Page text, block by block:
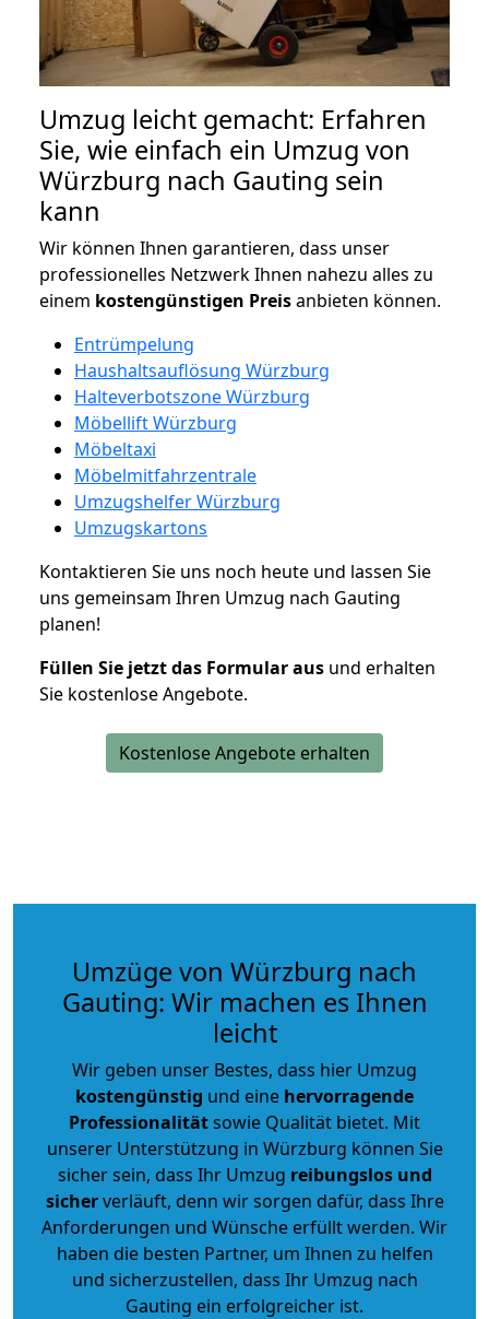
Umzug leicht gemacht: Erfahren
Sie, wie einfach ein Umzug von
Würzburg nach Gauting sein
kann
Wir können Ihnen garantieren, dass unser
professionelles Netzwerk Ihnen nahezu alles zu
einem kostengünstigen Preisanbieten können.
Entrümpelung
Haushaltsauflösung Würzburg
Halteverbotszone Würzburg
Möbellift Würzburg
Möbeltaxi
Möbelmitfahrzentrale
Umzugshelfer Würzburg
Umzugskartons
Kontaktieren Sie uns noch heute und lassen Sie
uns gemeinsam Ihren Umzug nach Gauting
planen!
Füllen Sie jetzt das Formular aus und erhalten
Sie kostenlose Angebote.
Kostenlose Angebote erhalten
Umzüge von Würzburg nach
Gauting: Wir machen es Ihnen
leicht
Wir geben unser Bestes, dass hier Umzug
kostengünstig und eine hervorragende
Professionalitätsowie Qualität bietet. Mit
unserer Unterstützung in Würzburg können Sie
sicher sein, dass Ihr Umzug reibungslos und
sicherverläuft, denn wir sorgen dafür, dass Ihre
Anforderungen und Wünsche erfüllt werden. Wir
haben die besten Partner, um Ihnen zu helfen
und sicherzustellen, dass Ihr Umzug nach
Gauting ein erfolgreicher ist.